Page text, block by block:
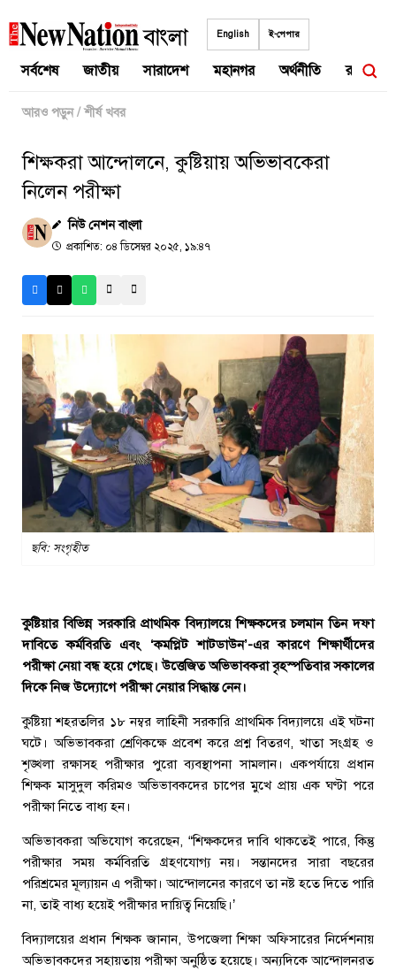
to
English ই-পেপার
সর্বশেষ জাতীয় সারাদেশ মহানগর অর্থনীতি রাজনীতি
আরও পড়ুন / শীর্ষ খবর
শিক্ষকরা আন্দোলনে, কুষ্টিয়ায় অভিভাবকেরা
নিলেন পরীক্ষা
নিউ নেশন বাংলা
প্রকাশিত: ০৪ ডিসেম্বর ২০২৫, ১৯:৪৭
ছবি: সংগৃহীত
কুষ্টিয়ার বিভিন্ন সরকারি প্রাথমিক বিদ্যালয়ে শিক্ষকদের চলমান তিন দফা
দাবিতে কর্মবিরতি এবং ‘কমপ্লিট শাটডাউন’-এর কারণে শিক্ষার্থীদের
পরীক্ষা নেয়া বন্ধ হয়ে গেছে। উত্তেজিত অভিভাবকরা বৃহস্পতিবার সকালের
দিকে নিজ উদ্যোগে পরীক্ষা নেয়ার সিদ্ধান্ত নেন।
কুষ্টিয়া শহরতলির ১৮ নম্বর লাহিনী সরকারি প্রাথমিক বিদ্যালয়ে এই ঘটনা
ঘটে। অভিভাবকরা শ্রেণিকক্ষে প্রবেশ করে প্রশ্ন বিতরণ, খাতা সংগ্রহ ও
শৃঙ্খলা রক্ষাসহ পরীক্ষার পুরো ব্যবস্থাপনা সামলান। একপর্যায়ে প্রধান
শিক্ষক মাসুদুল করিমও অভিভাবকদের চাপের মুখে প্রায় এক ঘণ্টা পরে
পরীক্ষা নিতে বাধ্য হন।
অভিভাবকরা অভিযোগ করেছেন, “শিক্ষকদের দাবি থাকতেই পারে, কিন্তু
পরীক্ষার সময় কর্মবিরতি গ্রহণযোগ্য নয়। সন্তানদের সারা বছরের
পরিশ্রমের মূল্যায়ন এ পরীক্ষা। আন্দোলনের কারণে তা নষ্ট হতে দিতে পারি
না, তাই বাধ্য হয়েই পরীক্ষার দায়িত্ব নিয়েছি।’
বিদ্যালয়ের প্রধান শিক্ষক জানান, উপজেলা শিক্ষা অফিসারের নির্দেশনায়
অভিভাবকদের সহায়তায় পরীক্ষা অনুষ্ঠিত হয়েছে। অন্যদিকে আন্দোলনরত